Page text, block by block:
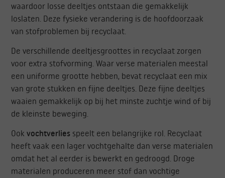
waardoor losse deeltjes ontstaan die gemakkelijk
loslaten. Deze fysieke verandering is de hoofdoorzaak
van stofproblemen bij recyclaat.
De verschillende deeltjesgroottes in recyclaat zorgen
voor extra stofvorming. Waar verse materialen meestal
een uniforme grootte hebben, bevat recyclaat een mix
van grote stukken en fijne deeltjes. Deze fijne deeltjes
waaien gemakkelijk op bij het minste zuchtje wind of bij
de kleinste beweging.
Ookvochtverlies speelt een belangrijke rol. Recyclaat
heeft vaak een lager vochtgehalte dan verse materialen
omdat het al eerder is bewerkt en gedroogd. Droge
materialen produceren meer stof dan vochtige